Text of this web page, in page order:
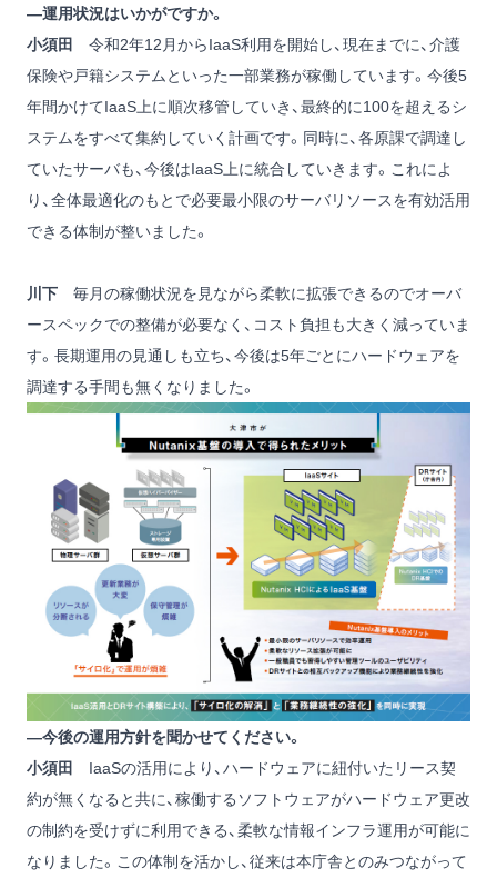
―運用状況はいかがですか。
小須田
令和2年12月からIaaS利用を開始し、現在までに、介護
保険や戸籍システムといった一部業務が稼働しています。今後5
年間かけてIaaS上に順次移管していき、最終的に100を超えるシ
ステムをすべて集約していく計画です。同時に、各原課で調達し
ていたサーバも、今後はIaaS上に統合していきます。これによ
り、全体最適化のもとで必要最小限のサーバリソースを有効活用
できる体制が整いました。
川下 毎月の稼働状況を見ながら柔軟に拡張できるのでオーバ
ースペックでの整備が必要なく、コスト負担も大きく減っていま
す。長期運用の見通しも立ち、今後は5年ごとにハードウェアを
調達する手間も無くなりました。
―今後の運用方針を聞かせてください。
小須田
IaaSの活用により、ハードウェアに紐付いたリース契
約が無くなると共に、稼働するソフトウェアがハードウェア更改
の制約を受けずに利用できる、柔軟な情報インフラ運用が可能に
なりました。この体制を活かし、従来は本庁舎とのみつながって